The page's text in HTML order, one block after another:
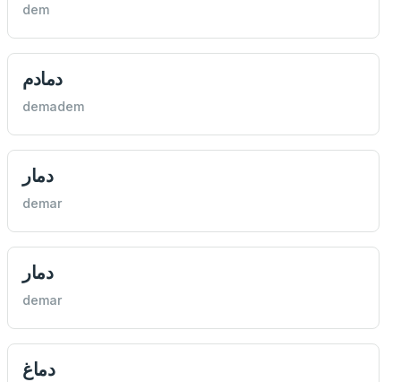
dem
دمادم
demadem
دمار
demar
دمار
demar
دماغ